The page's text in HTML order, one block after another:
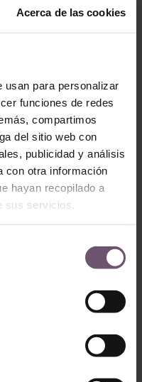
Acerca de las cookies
usan para personalizar
funciones de redes
compartimos
del sitio web con
publicidad y análisis
con otra información
hayan recopilado a
sus servicios.